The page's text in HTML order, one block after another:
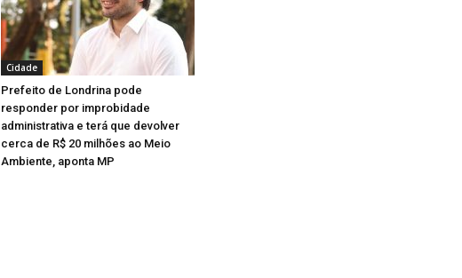
Cidade
Prefeito de Londrina pode
responder por improbidade
administrativa e terá que devolver
cerca de R$ 20 milhões ao Meio
Ambiente, aponta MP